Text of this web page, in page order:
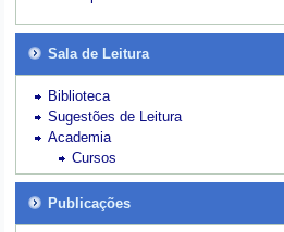
Sala de Leitura
Biblioteca
Sugestões de Leitura
Academia
Cursos
Publicações